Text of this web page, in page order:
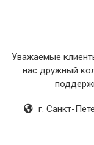
Уважаемые
нас дружный
г. Санкт-